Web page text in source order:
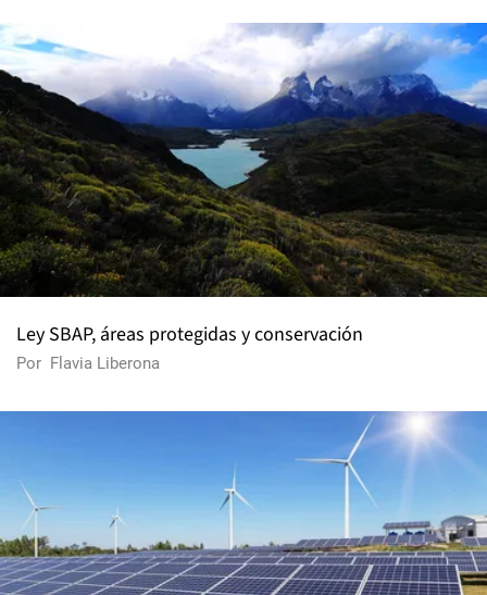
Ley SBAP, áreas protegidas y conservación
Por Flavia Liberona